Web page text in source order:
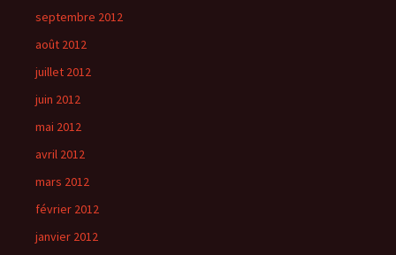
septembre 2012
août 2012
juillet 2012
juin 2012
mai 2012
avril 2012
mars 2012
février 2012
janvier 2012